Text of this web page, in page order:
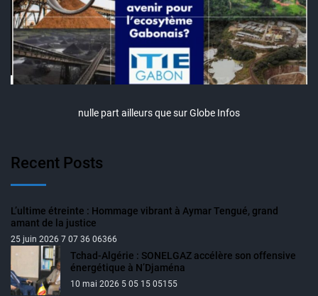
nulle part ailleurs que sur Globe Infos
Recent Posts
L’ultime étreinte : Hommage vibrant à Aymar Tengué, grand
amant de la justice
25 juin 2026 7 07 36 06366
Tchad-Algérie : SONELGAZ accélère son offensive
énergétique à N’Djaména
10 mai 2026 5 05 15 05155